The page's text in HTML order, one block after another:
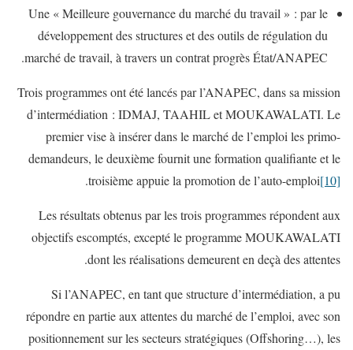
Une « Meilleure gouvernance du marché du travail » : par le
développement des structures et des outils de régulation du
marché de travail, à travers un contrat progrès État/ANAPEC.
Trois programmes ont été lancés par l’ANAPEC, dans sa mission
d’intermédiation : IDMAJ, TAAHIL et MOUKAWALATI. Le
premier vise à insérer dans le marché de l’emploi les primo-
demandeurs, le deuxième fournit une formation qualifiante et le
troisième appuie la promotion de l’auto-emploi[10]
.
Les résultats obtenus par les trois programmes répondent aux
objectifs escomptés, excepté le programme MOUKAWALATI
dont les réalisations demeurent en deçà des attentes.
Si l’ANAPEC, en tant que structure d’intermédiation, a pu
répondre en partie aux attentes du marché de l’emploi, avec son
positionnement sur les secteurs stratégiques (Offshoring…), les